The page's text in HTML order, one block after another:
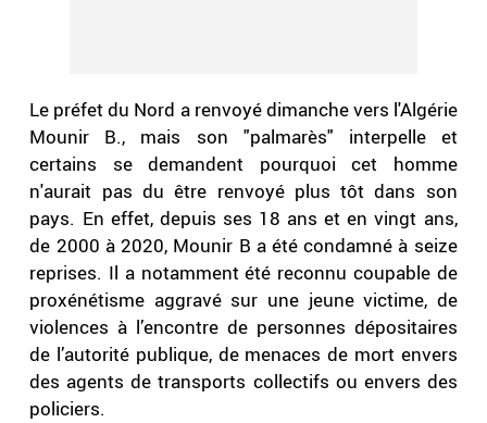
Le préfet du Nord a renvoyé dimanche vers l'Algérie
Mounir B., mais son "palmarès" interpelle et
certains se demandent pourquoi cet homme
n'aurait pas du être renvoyé plus tôt dans son
pays. En effet, depuis ses 18 ans et en vingt ans,
de 2000 à 2020, Mounir B a été condamné à seize
reprises. Il a notamment été reconnu coupable de
proxénétisme aggravé sur une jeune victime, de
violences à l’encontre de personnes dépositaires
de l’autorité publique, de menaces de mort envers
des agents de transports collectifs ou envers des
policiers.